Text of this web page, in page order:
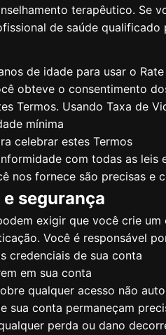
terapêutico. Se
de saúde qualificado
de idade para usar o
obteve o consentimento
Termos. Usando Taxa de
mínima
celebrar estes Termos
com todas as leis
nos fornece são precisas e
segurança
exigir que você crie
Você é responsável
credenciais de sua conta
em sua conta
qualquer acesso não
sua conta permaneçam
perda ou dano